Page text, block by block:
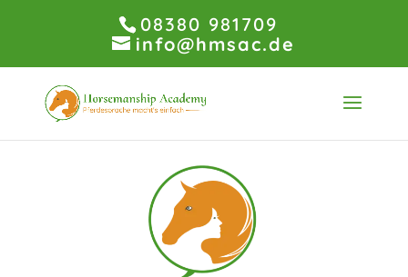
08380 981709
info@hmsac.de